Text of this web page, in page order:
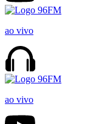
ao vivo
ao vivo